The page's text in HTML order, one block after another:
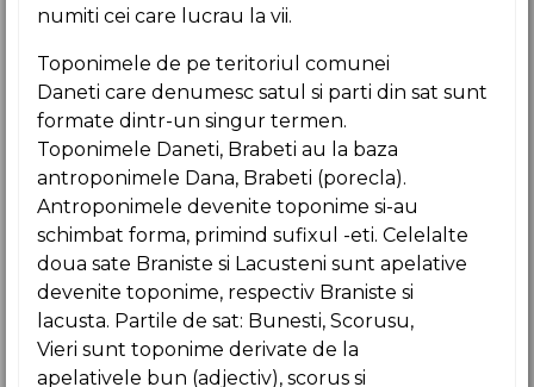
numiti cei care lucrau la vii.
Toponimele de pe teritoriul comunei
Daneti care denumesc satul si parti din sat sunt
formate dintr-un singur termen.
Toponimele Daneti, Brabeti au la baza
antroponimele Dana, Brabeti (porecla).
Antroponimele devenite toponime si-au
schimbat forma, primind sufixul -eti. Celelalte
doua sate Braniste si Lacusteni sunt apelative
devenite toponime, respectiv Braniste si
lacusta. Partile de sat: Bunesti, Scorusu,
Vieri sunt toponime derivate de la
apelativele bun (adjectiv), scorus si